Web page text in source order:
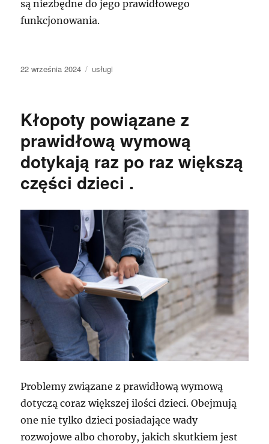
są niezbędne do jego prawidłowego
funkcjonowania.
Data
22 września 2024 Kategorie
usługi
Kłopoty powiązane z
prawidłową wymową
dotykają raz po raz większą
części dzieci .
Problemy związane z prawidłową wymową
dotyczą coraz większej ilości dzieci. Obejmują
one nie tylko dzieci posiadające wady
rozwojowe albo choroby, jakich skutkiem jest